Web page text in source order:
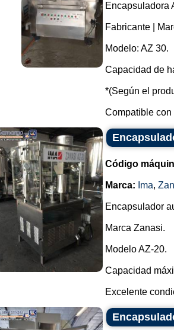
Encapsuladora
Fabricante |
Modelo: AZ 30.
Capacidad de
*(Según el
Compatible con
Código
Marca: Ima,
Encapsulador
Marca Zanasi.
Modelo AZ-20.
Capacidad
Excelente